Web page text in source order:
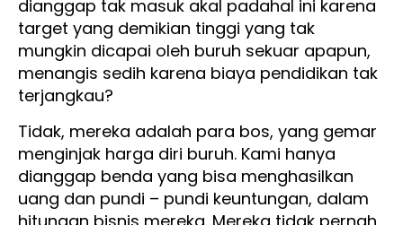
dianggap tak masuk akal padahal ini karena
target yang demikian tinggi yang tak
mungkin dicapai oleh buruh sekuar apapun,
menangis sedih karena biaya pendidikan tak
terjangkau?
Tidak, mereka adalah para bos, yang gemar
menginjak harga diri buruh. Kami hanya
dianggap benda yang bisa menghasilkan
uang dan pundi – pundi keuntungan, dalam